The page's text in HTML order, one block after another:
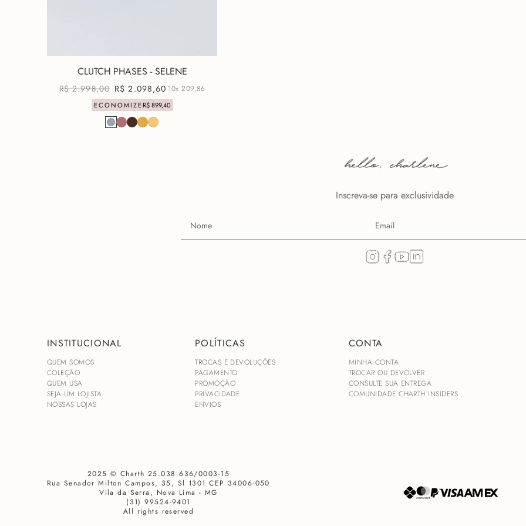
CLUTCH PHASES - SELENE
R$ 2.998,00 R$ 2.098,60 10x209,86
ECONOMIZER$ 899,40
Inscreva-se para exclusividade
INSTITUCIONAL
QUEM SOMOS
COLEÇÃO
QUEM USA
SEJA UM LOJISTA
NOSSAS LOJAS
POLÍTICAS
TROCAS E DEVOLUÇÕES
PAGAMENTO
PROMOÇÃO
PRIVACIDADE
ENVIOS
CONTA
MINHA CONTA
TROCAR OU DEVOLVER
CONSULTE SUA ENTREGA
COMUNIDADE CHARTH INSIDERS
2025 © Charth 25.038.636/0003-15
Rua Senador Milton Campos, 35, Sl 1301 CEP 34006-050
Vila da Serra, Nova Lima - MG
(31) 99524-9401
All rights reserved